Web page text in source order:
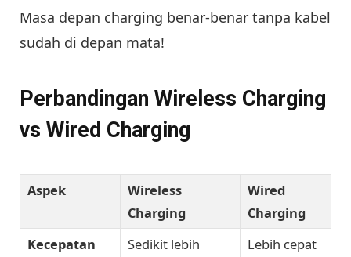
Masa depan charging benar-benar tanpa kabel
sudah di depan mata!
Perbandingan Wireless Charging
vs Wired Charging
Aspek
Wireless
Charging
Wired
Charging
Kecepatan
Sedikit lebih
Lebih cepat